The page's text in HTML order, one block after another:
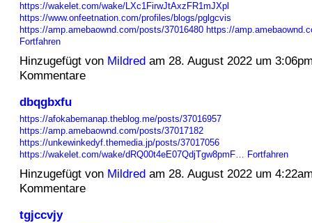
https://wakelet.com/wake/LXc1FirwJtAxzFR1mJXpl
https://www.onfeetnation.com/profiles/blogs/pglgcvis
https://amp.amebaownd.com/posts/37016480 https://
Fortfahren
Hinzugefügt von Mildred am 28. August 2022 um
Kommentare
dbqgbxfu
https://afokabemanap.theblog.me/posts/37016957
https://amp.amebaownd.com/posts/37017182
https://unkewinkedyf.themedia.jp/posts/37017056
https://wakelet.com/wake/dRQ00t4eE07QdjTgw8pmF… Fortfahren
Hinzugefügt von Mildred am 28. August 2022 um
Kommentare
tgjccvjy